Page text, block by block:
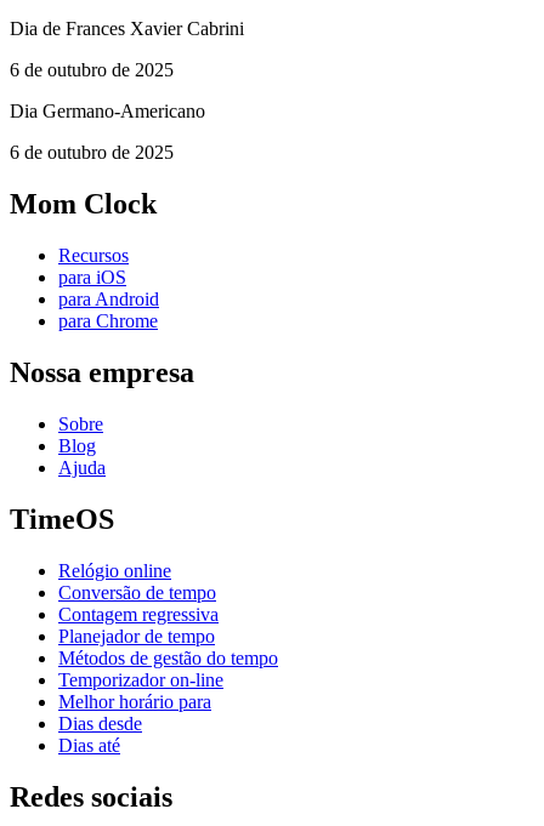
Dia de Frances Xavier Cabrini
6 de outubro de 2025
Dia Germano-Americano
6 de outubro de 2025
Mom Clock
Recursos
para iOS
para Android
para Chrome
Nossa empresa
Sobre
Blog
Ajuda
TimeOS
Relógio online
Conversão de tempo
Contagem regressiva
Planejador de tempo
Métodos de gestão do tempo
Temporizador on-line
Melhor horário para
Dias desde
Dias até
Redes sociais